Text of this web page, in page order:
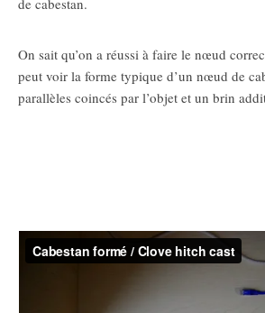
On sait qu’on a réussi à faire le nœud
peut voir la forme typique d’un nœud de
parallèles coincés par l’objet et un brin